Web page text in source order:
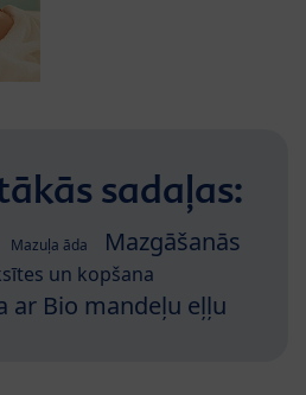
sadaļas:
Mazuļa āda Mazgāšanās
un kopšana
ar Bio mandeļu eļļu